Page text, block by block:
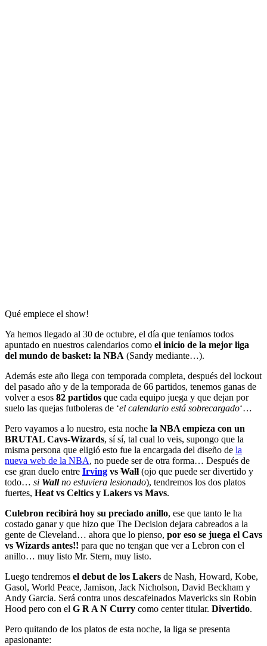
Qué empiece el show!
Ya hemos llegado al 30 de octubre, el día que teníamos todos
apuntado en nuestros calendarios como el inicio de la mejor liga
del mundo de basket: la NBA (Sandy mediante…).
Además este año llega con temporada completa, después del lockout
del pasado año y de la temporada de 66 partidos, tenemos ganas de
volver a esos 82 partidos que cada equipo juega y que dejan por
suelo las quejas futboleras de ‘el calendario está sobrecargado‘…
Pero vayamos a lo nuestro, esta noche la NBA empieza con un
BRUTAL Cavs-Wizards, sí sí, tal cual lo veis, supongo que la
misma persona que eligió esto fue la encargada del diseño de la
nueva web de la NBA, no puede ser de otra forma… Después de
ese gran duelo entre Irving vs Wall (ojo que puede ser divertido y
todo… si Wallno estuviera lesionado), tendremos los dos platos
fuertes, Heat vs Celtics y Lakers vs Mavs.
Culebron recibirá hoy su preciado anillo, ese que tanto le ha
costado ganar y que hizo que The Decision dejara cabreados a la
gente de Cleveland… ahora que lo pienso, por eso se juega el Cavs
vs Wizards antes!! para que no tengan que ver a Lebron con el
anillo… muy listo Mr. Stern, muy listo.
Luego tendremos el debut de los Lakers de Nash, Howard, Kobe,
Gasol, World Peace, Jamison, Jack Nicholson, David Beckham y
Andy Garcia. Será contra unos descafeinados Mavericks sin Robin
Hood pero con el G R A N Curry como center titular. Divertido.
Pero quitando de los platos de esta noche, la liga se presenta
apasionante: